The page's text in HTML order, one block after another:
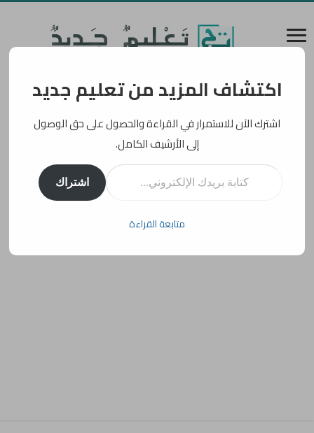
اكتشاف المزيد من تعليم جديد
اشترك الآن للاستمرار في القراءة والحصول على حق الوصول
إلى الأرشيف الكامل.
كتابة بريدك الإلكتروني...
اشتراك
متابعة القراءة